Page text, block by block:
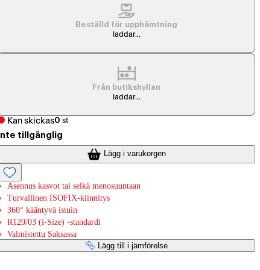
Beställd för upphämtning
laddar...
Från butikshyllan
laddar...
Kan skickas0 st
Inte tillgänglig
Lägg i varukorgen
Asennus kasvot tai selkä menosuuntaan
Turvallinen ISOFIX-kiinnitys
360° kääntyvä istuin
R129/03 (i-Size) -standardi
Valmistettu Saksassa
Lägg till i jämförelse